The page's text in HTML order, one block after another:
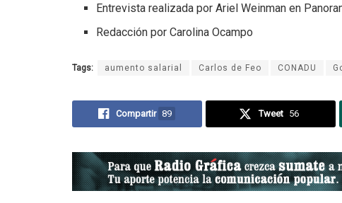
Entrevista realizada por Ariel Weinman en
Redacción por Carolina Ocampo
Tags: aumento salarial Carlos de Feo CONADU
Compartir 89 Tweet 56